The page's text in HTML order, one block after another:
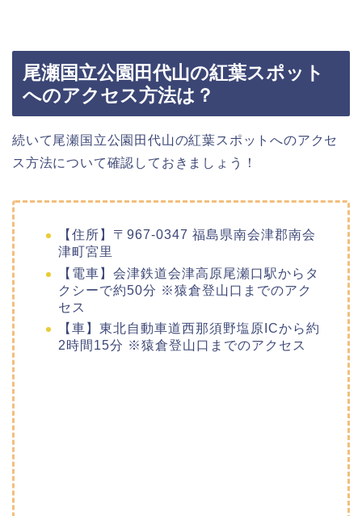
尾瀬国立公園田代山の紅葉スポット
へのアクセス方法は？
続いて尾瀬国立公園田代山の紅葉スポットへのアクセ
ス方法について確認しておきましょう！
【住所】〒967-0347 福島県南会津郡南会
津町宮里
【電車】会津鉄道会津高原尾瀬口駅からタ
クシーで約50分 ※猿倉登山口までのアク
セス
【車】東北自動車道西那須野塩原ICから約
2時間15分 ※猿倉登山口までのアクセス